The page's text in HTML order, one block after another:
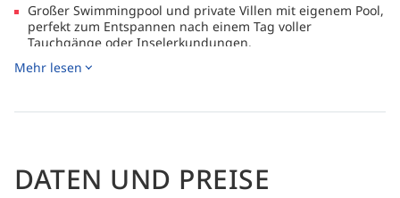
Großer Swimmingpool und private Villen mit eigenem Pool,
perfekt zum Entspannen nach einem Tag voller
Tauchgänge oder Inselerkundungen.
Speisen Sie in einem Restaurant unter einer Palapa
erkunden.
Mehr lesen
DATEN UND PREISE